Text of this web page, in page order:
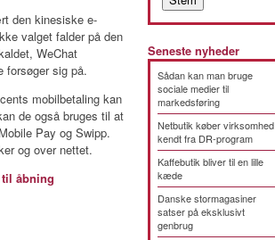
den kinesiske e-
valget falder på den
WeChat
forsøger sig på.
mobilbetaling kan
de også bruges til at
Pay og Swipp.
og over nettet.
åbning
Seneste nyheder
Sådan kan man bruge
sociale medier til
markedsføring
Netbutik køber virksomhed
kendt fra DR-program
Kaffebutik bliver til en lille
kæde
Danske stormagasiner
satser på eksklusivt
genbrug